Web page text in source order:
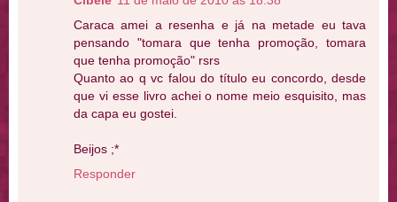
Caraca amei a resenha e já na metade eu tava
pensando "tomara que tenha promoção, tomara
que tenha promoção" rsrs
Quanto ao q vc falou do título eu concordo, desde
que vi esse livro achei o nome meio esquisito, mas
da capa eu gostei.
Beijos ;*
Responder